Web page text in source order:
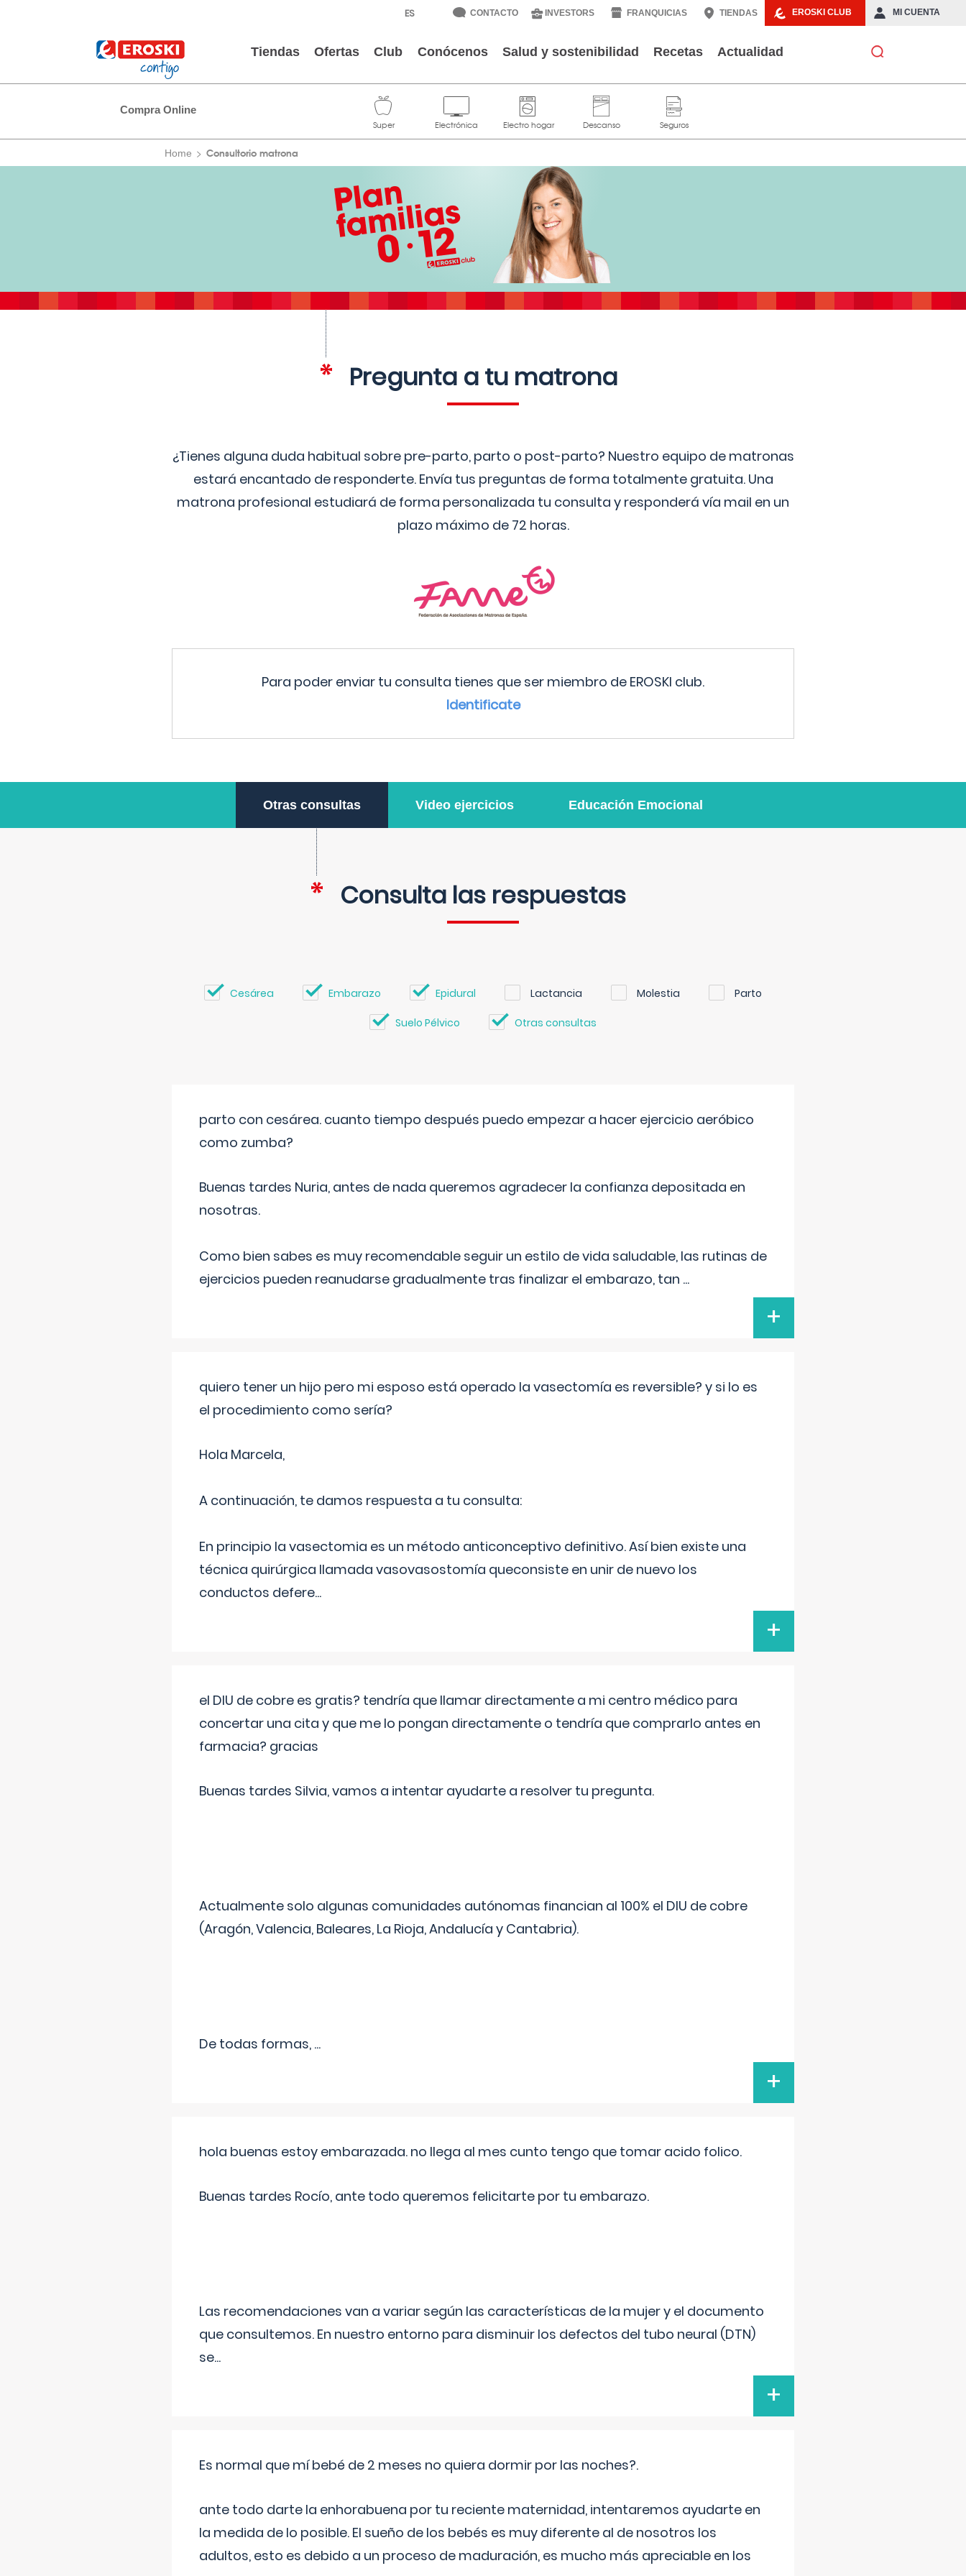
EROSKI CLUB MI CUENTA
CONTACTO INVESTORS FRANQUICIAS TIENDAS
Tiendas Ofertas Club Conócenos Salud y sostenibilidad Recetas Actualidad
Compra Online
Home Consultorio matrona
Pregunta a tu matrona
¿Tienes alguna duda habitual sobre pre-parto, parto o post-parto? Nuestro equipo de matronas
estará encantado de responderte. Envía tus preguntas de forma totalmente gratuita. Una
matrona profesional estudiará de forma personalizada tu consulta y responderá vía mail en un
plazo máximo de 72 horas.
Para poder enviar tu consulta tienes que ser miembro de EROSKI club.
Identificate
Otras consultas Video ejercicios Educación Emocional
Consulta las respuestas
Cesárea Embarazo Epidural Lactancia Molestia Parto
Suelo Pélvico Otras consultas
parto con cesárea. cuanto tiempo después puedo empezar a hacer ejercicio aeróbico
como zumba?
Buenas tardes Nuria, antes de nada queremos agradecer la confianza depositada en
nosotras.
Como bien sabes es muy recomendable seguir un estilo de vida saludable, las rutinas de
ejercicios pueden reanudarse gradualmente tras finalizar el embarazo, tan ...
+
quiero tener un hijo pero mi esposo está operado la vasectomía es reversible? y si lo es
el procedimiento como sería?
Hola Marcela,
A continuación, te damos respuesta a tu consulta:
En principio la vasectomia es un método anticonceptivo definitivo. Así bien existe una
técnica quirúrgica llamada vasovasostomía queconsiste en unir de nuevo los
conductos defere...
+
el DIU de cobre es gratis? tendría que llamar directamente a mi centro médico para
concertar una cita y que me lo pongan directamente o tendría que comprarlo antes en
farmacia? gracias
Buenas tardes Silvia, vamos a intentar ayudarte a resolver tu pregunta.
Actualmente solo algunas comunidades autónomas financian al 100% el DIU de cobre
(Aragón, Valencia, Baleares, La Rioja, Andalucía y Cantabria).
De todas formas, ...
+
hola buenas estoy embarazada. no llega al mes cunto tengo que tomar acido folico.
Buenas tardes Rocío, ante todo queremos felicitarte por tu embarazo.
Las recomendaciones van a variar según las características de la mujer y el documento
que consultemos. En nuestro entorno para disminuir los defectos del tubo neural (DTN)
se...
+
Es normal que mí bebé de 2 meses no quiera dormir por las noches?.
ante todo darte la enhorabuena por tu reciente maternidad, intentaremos ayudarte en
la medida de lo posible. El sueño de los bebés es muy diferente al de nosotros los
adultos, esto es debido a un proceso de maduración, es mucho más apreciable en los